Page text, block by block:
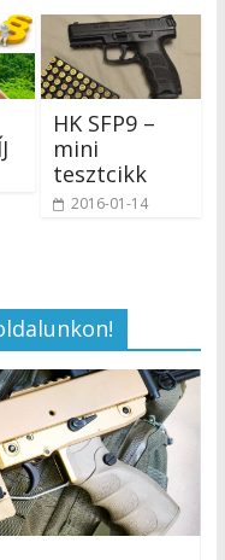
HK SFP9 –
mini
tesztcikk
2016-01-14